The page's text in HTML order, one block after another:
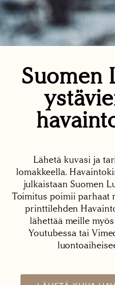
Suomen
Lähetä kuvasi ja
lomakkeella.
julkaistaan Suomen
Toimitus poimii parhaat
printtilehden
lähettää meille
Youtubessa tai